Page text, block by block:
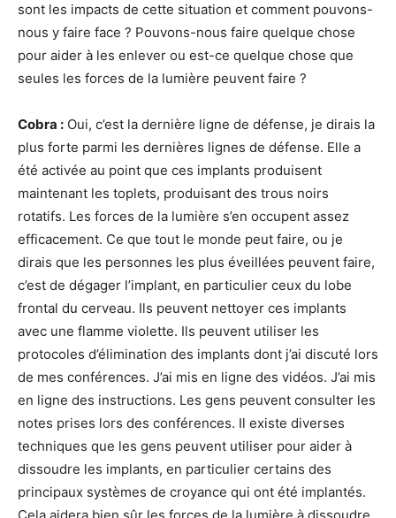
sont les impacts de cette situation et comment pouvons-
nous y faire face ? Pouvons-nous faire quelque chose
pour aider à les enlever ou est-ce quelque chose que
seules les forces de la lumière peuvent faire ?
Cobra : Oui, c’est la dernière ligne de défense, je dirais la
plus forte parmi les dernières lignes de défense. Elle a
été activée au point que ces implants produisent
maintenant les toplets, produisant des trous noirs
rotatifs. Les forces de la lumière s’en occupent assez
efficacement. Ce que tout le monde peut faire, ou je
dirais que les personnes les plus éveillées peuvent faire,
c’est de dégager l’implant, en particulier ceux du lobe
frontal du cerveau. Ils peuvent nettoyer ces implants
avec une flamme violette. Ils peuvent utiliser les
protocoles d’élimination des implants dont j’ai discuté lors
de mes conférences. J’ai mis en ligne des vidéos. J’ai mis
en ligne des instructions. Les gens peuvent consulter les
notes prises lors des conférences. Il existe diverses
techniques que les gens peuvent utiliser pour aider à
dissoudre les implants, en particulier certains des
principaux systèmes de croyance qui ont été implantés.